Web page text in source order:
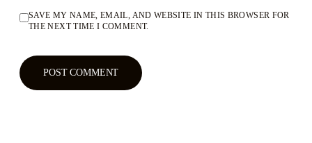
SAVE MY NAME, EMAIL, AND WEBSITE IN THIS BROWSER FOR
THE NEXT TIME I COMMENT.